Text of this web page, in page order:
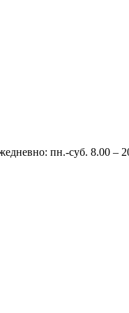
пн.-суб. 8.00 –